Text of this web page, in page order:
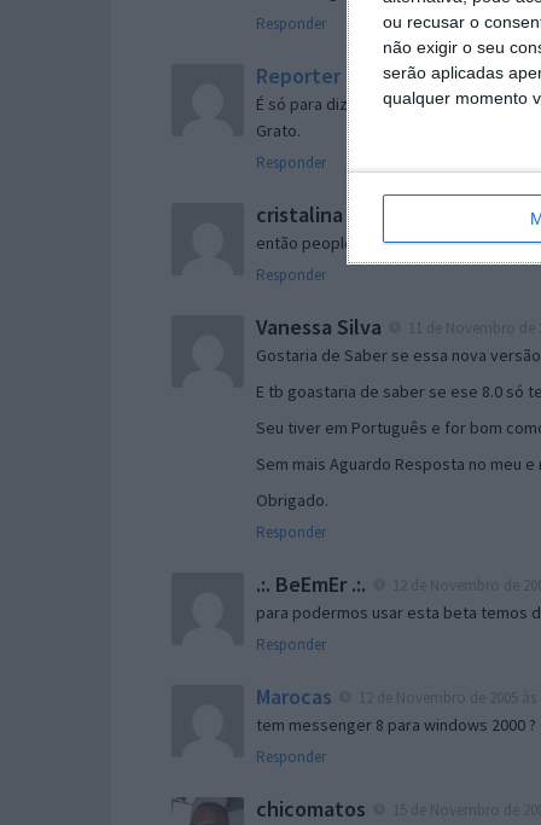
ou recusar o
não exigir o seu
serão aplicadas
qualquer momento
Responder
Reporter 7 de Novembro de 2005 às
É só para dizer que ainda não me
Grato.
Responder
cristalina 11 de Novembro de 2005
então people
Responder
Vanessa Silva
Gostaria de Saber se essa nova
E tb goastaria de saber se ese 8.0 só
Seu tiver em Português e for bom
Sem mais Aguardo Resposta no meu e
Obrigado.
Responder
.:. BeEmEr .:.
para podermos usar esta beta temos
Responder
Marocas
tem messenger 8 para windows 2000
Responder
chicomatos